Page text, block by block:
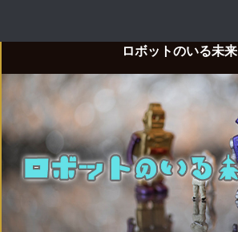
ロボットのいる未来